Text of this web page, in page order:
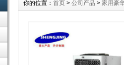
接进行温湿度调节控制，空气净化，节能环保
品牌-苏州升井专业提供：家用移动除湿机、
机、调温除湿机系列采用先进高效旋转式压
空气干燥器的除湿效果满足于国家标准。
司生产的除湿机,加湿器,恒温恒湿机已通过国
证。巩固了家用除湿机、工业除湿机、工业加
你的位置： 首页 > 公司产品 > 家用豪